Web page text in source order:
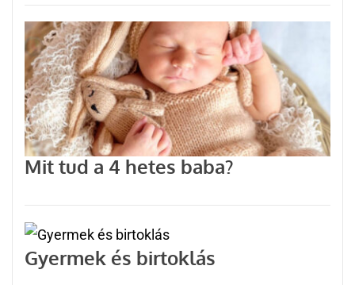
Mit tud a 4 hetes baba?
Gyermek és birtoklás